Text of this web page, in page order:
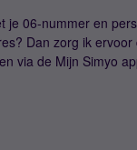
je 06-nummer en
Dan zorg ik
via de Mijn Simyo